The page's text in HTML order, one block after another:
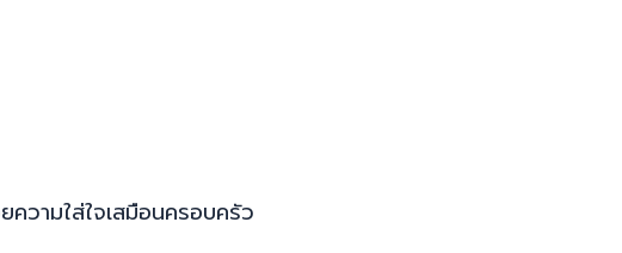
วามใส่ใจเสมือนครอบครัว